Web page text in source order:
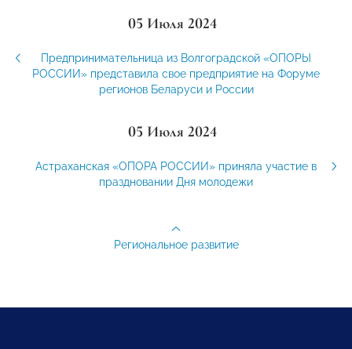
05 Июля 2024
Предпринимательница из Волгоградской «ОПОРЫ
РОССИИ» представила свое предприятие на Форуме
регионов Беларуси и России
05 Июля 2024
Астраханская «ОПОРА РОССИИ» приняла участие в
праздновании Дня молодежи
Региональное развитие